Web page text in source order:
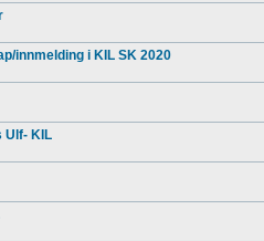
innmelding i KIL SK 2020
Ulf- KIL